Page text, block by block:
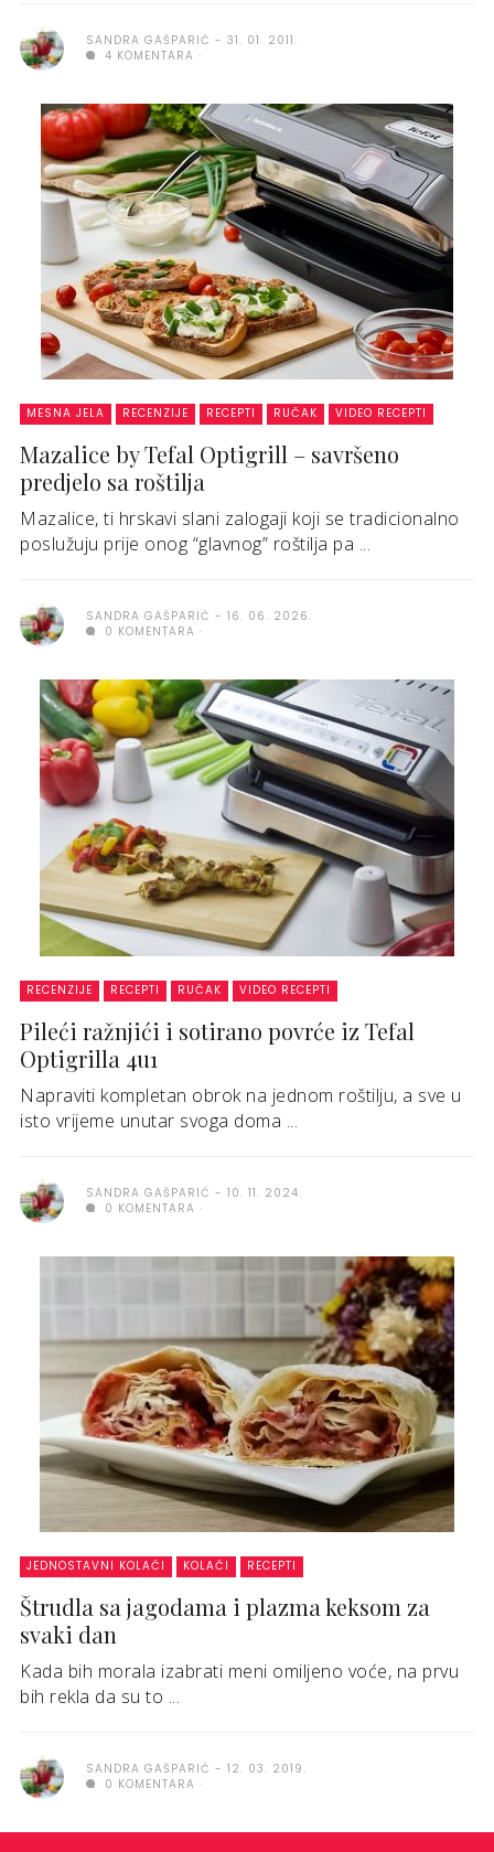
SANDRA GAŠPARIĆ
31. 01. 2011.
4 KOMENTARA
MESNA JELA RECENZIJE RECEPTI RUČAK VIDEO RECEPTI
Mazalice by Tefal Optigrill – savršeno
predjelo sa roštilja
Mazalice, ti hrskavi slani zalogaji koji se tradicionalno
poslužuju prije onog “glavnog” roštilja pa ...
SANDRA GAŠPARIĆ
16. 06. 2026.
0 KOMENTARA
RECENZIJE RECEPTI RUČAK VIDEO RECEPTI
Pileći ražnjići i sotirano povrće iz Tefal
Optigrilla 4u1
Napraviti kompletan obrok na jednom roštilju, a sve u
isto vrijeme unutar svoga doma ...
SANDRA GAŠPARIĆ
10. 11. 2024.
0 KOMENTARA
JEDNOSTAVNI KOLAČI KOLAČI RECEPTI
Štrudla sa jagodama i plazma keksom za
svaki dan
Kada bih morala izabrati meni omiljeno voće, na prvu
bih rekla da su to ...
SANDRA GAŠPARIĆ
12. 03. 2019.
0 KOMENTARA